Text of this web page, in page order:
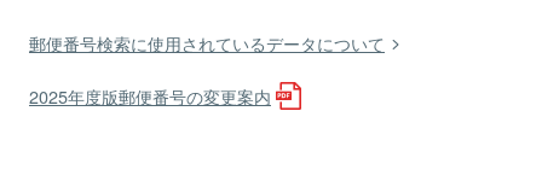
郵便番号検索に使用されているデータについて
2025年度版郵便番号の変更案内